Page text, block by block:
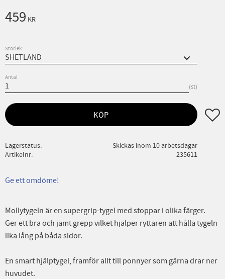
459 KR
Storlek
Antal
st
KÖP Lägg
Lagerstatus
Skickas inom 10 arbetsdagar
Artikelnr
235611
Ge ett omdöme!
Mollytygeln är en supergrip-tygel med stoppar i olika färger.
Ger ett bra och jämt grepp vilket hjälper ryttaren att hålla tygeln
lika lång på båda sidor.
En smart hjälptygel, framför allt till ponnyer som gärna drar ner
huvudet.